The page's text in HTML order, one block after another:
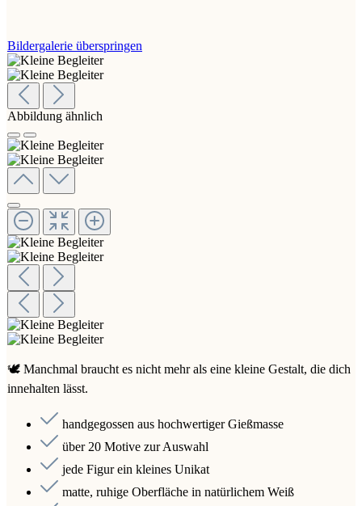
Bildergalerie überspringen
Abbildung ähnlich
🕊️ Manchmal braucht es nicht mehr als eine kleine Gestalt, die dich
innehalten lässt.
handgegossen aus hochwertiger Gießmasse
über 20 Motive zur Auswahl
jede Figur ein kleines Unikat
matte, ruhige Oberfläche in natürlichem Weiß